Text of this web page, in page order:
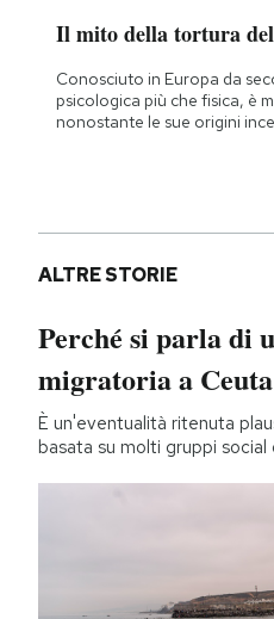
Il mito della tortura
Conosciuto in Europa da
psicologica più che fisica, è
nonostante le sue origini
ALTRE STORIE
Perché si parla di
migratoria a
È un'eventualità ritenuta
basata su molti gruppi